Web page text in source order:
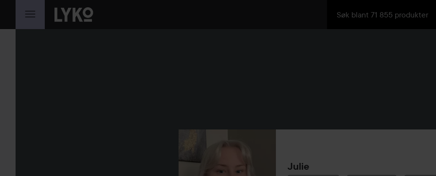
GÅ TIL INNHOLD
Julie